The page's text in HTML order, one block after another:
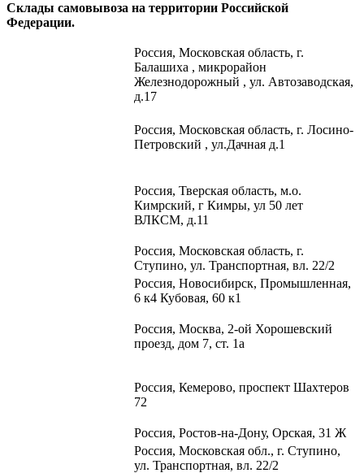
Склады самовывоза на территории Российской
Федерации.
Россия, Московская область, г.
Балашиха , микрорайон
Железнодорожный , ул. Автозаводская,
д.17
Россия, Московская область, г. Лосино-
Петровский , ул.Дачная д.1
Россия, Тверская область, м.о.
Кимрский, г Кимры, ул 50 лет
ВЛКСМ, д.11
Россия, Московская область, г.
Ступино, ул. Транспортная, вл. 22/2​
Россия, Новосибирск, Промышленная,
6 к4 Кубовая, 60 к1​
Россия, Москва, 2-ой Хорошевский
проезд, дом 7, ст. 1а
Россия, Кемерово, проспект Шахтеров
72
Россия, Ростов-на-Дону, Орская, 31 Ж
Россия, Московская обл., г. Ступино,
ул. Транспортная, вл. 22/2